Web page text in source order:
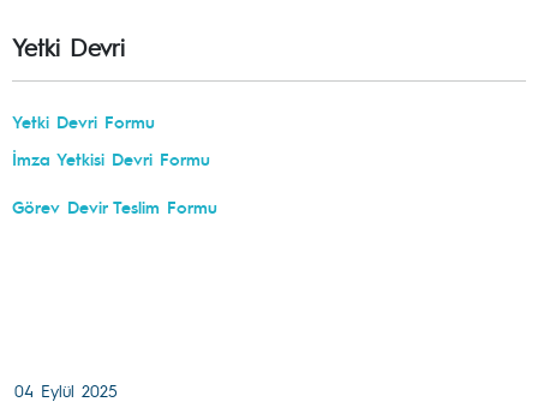
Yetki Devri
Yetki Devri Formu
İmza Yetkisi Devri Formu
Görev Devir Teslim Formu
04 Eylül 2025